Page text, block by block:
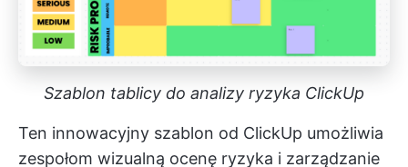
Szablon tablicy do analizy ryzyka ClickUp
Ten innowacyjny szablon od ClickUp umożliwia
zespołom wizualną ocenę ryzyka i zarządzanie